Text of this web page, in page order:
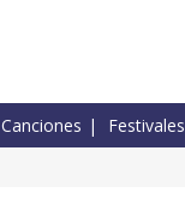
Canciones Festivales